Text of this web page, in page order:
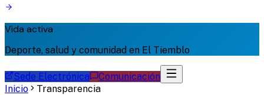
Vida activa
Deporte, salud y comunidad en El Tiemblo
Sede Electrónica
Comunicación
Inicio
Transparencia